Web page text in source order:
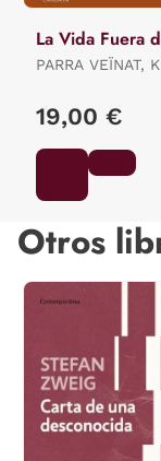
La Vida Fuera
PARRA VEÏNAT,
19,00 €
Otros